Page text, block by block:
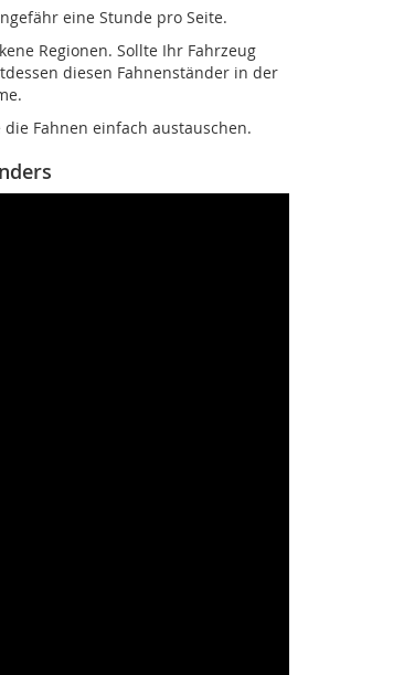
eine Stunde pro Seite.
Regionen. Sollte Ihr Fahrzeug
diesen Fahnenständer in der
Fahnen einfach austauschen.